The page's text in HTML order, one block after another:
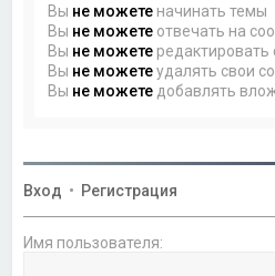
Вы не можете начинать темы
Вы не можете отвечать на
Вы не можете
Вы не можетеудалять свои
Вы не можете добавлять
Вход • Регистрация
Имя пользователя: